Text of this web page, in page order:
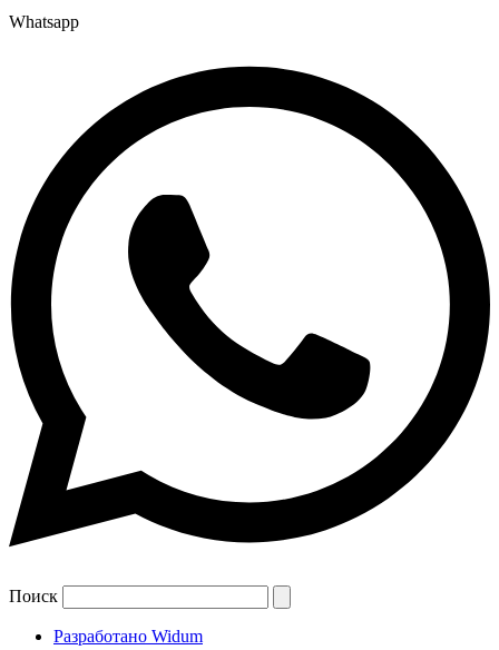
Whatsapp
Поиск
Разработано Widum